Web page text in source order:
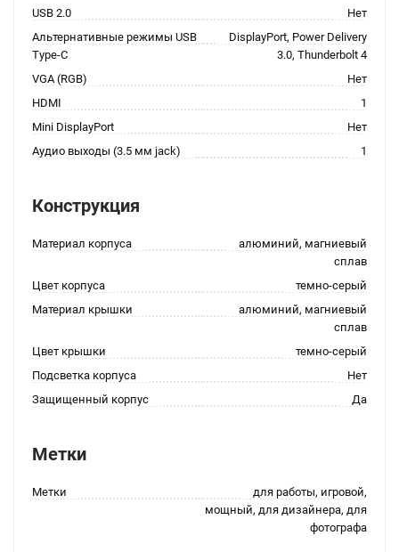
USB 2.0
Нет
Альтернативные режимы USB
Type-C
DisplayPort, Power Delivery
3.0, Thunderbolt 4
VGA (RGB)
Нет
HDMI
1
Mini DisplayPort
Нет
Аудио выходы (3.5 мм jack)
1
Конструкция
Материал корпуса
алюминий, магниевый
сплав
Цвет корпуса
темно-серый
Материал крышки
алюминий, магниевый
сплав
Цвет крышки
темно-серый
Подсветка корпуса
Нет
Защищенный корпус
Да
Метки
Метки
для работы, игровой,
мощный, для дизайнера, для
фотографа